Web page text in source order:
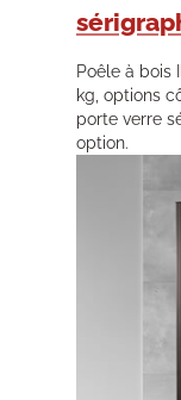
Poêle à bois
kg, options
porte verre
option.